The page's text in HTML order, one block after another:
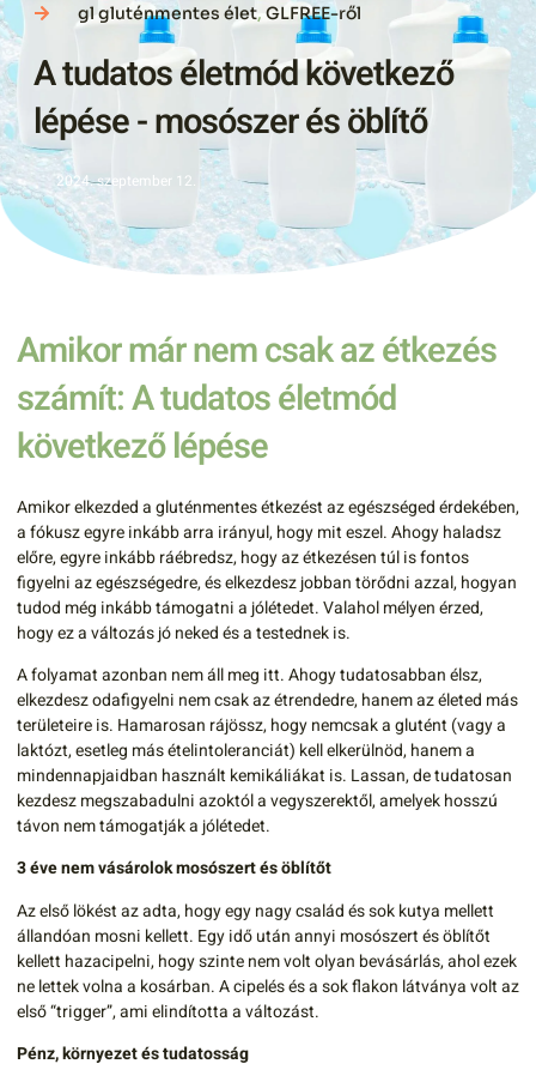
gl gluténmentes élet, GLFREE-ről
A tudatos életmód következő
lépése - mosószer és öblítő
2024. szeptember 12.
Amikor már nem csak az étkezés
számít: A tudatos életmód
következő lépése
Amikor elkezded a gluténmentes étkezést az egészséged érdekében,
a fókusz egyre inkább arra irányul, hogy mit eszel. Ahogy haladsz
előre, egyre inkább ráébredsz, hogy az étkezésen túl is fontos
figyelni az egészségedre, és elkezdesz jobban törődni azzal, hogyan
tudod még inkább támogatni a jólétedet. Valahol mélyen érzed,
hogy ez a változás jó neked és a testednek is.
A folyamat azonban nem áll meg itt. Ahogy tudatosabban élsz,
elkezdesz odafigyelni nem csak az étrendedre, hanem az életed más
területeire is. Hamarosan rájössz, hogy nemcsak a glutént (vagy a
laktózt, esetleg más ételintoleranciát) kell elkerülnöd, hanem a
mindennapjaidban használt kemikáliákat is. Lassan, de tudatosan
kezdesz megszabadulni azoktól a vegyszerektől, amelyek hosszú
távon nem támogatják a jólétedet.
3 éve nem vásárolok mosószert és öblítőt
Az első lökést az adta, hogy egy nagy család és sok kutya mellett
állandóan mosni kellett. Egy idő után annyi mosószert és öblítőt
kellett hazacipelni, hogy szinte nem volt olyan bevásárlás, ahol ezek
ne lettek volna a kosárban. A cipelés és a sok flakon látványa volt az
első “trigger”, ami elindította a változást.
Pénz, környezet és tudatosság